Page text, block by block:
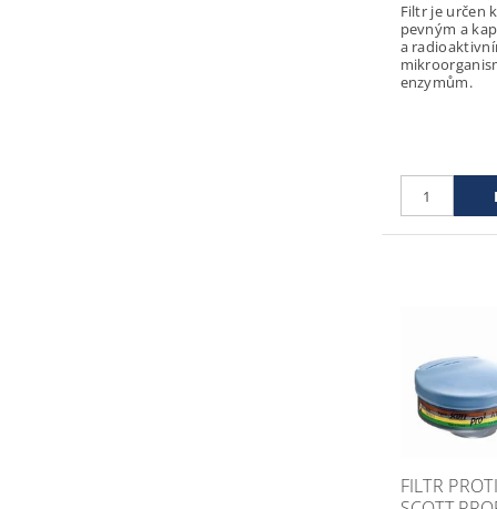
Filtr je určen
pevným a
a
enzymům.
FILTR